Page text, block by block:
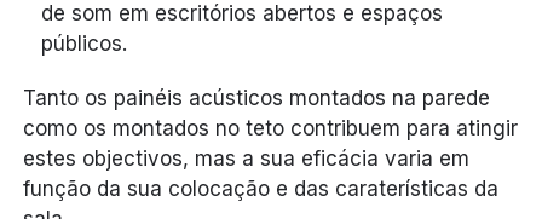
de som em escritórios abertos e espaços
públicos.
Tanto os painéis acústicos montados na parede
como os montados no teto contribuem para atingir
estes objectivos, mas a sua eficácia varia em
função da sua colocação e das caraterísticas da